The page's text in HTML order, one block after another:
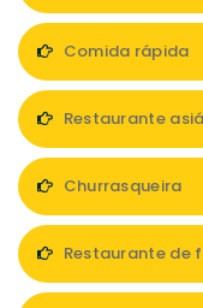
Comida rápida
Restaurante
Churrasqueira
Restaurante de